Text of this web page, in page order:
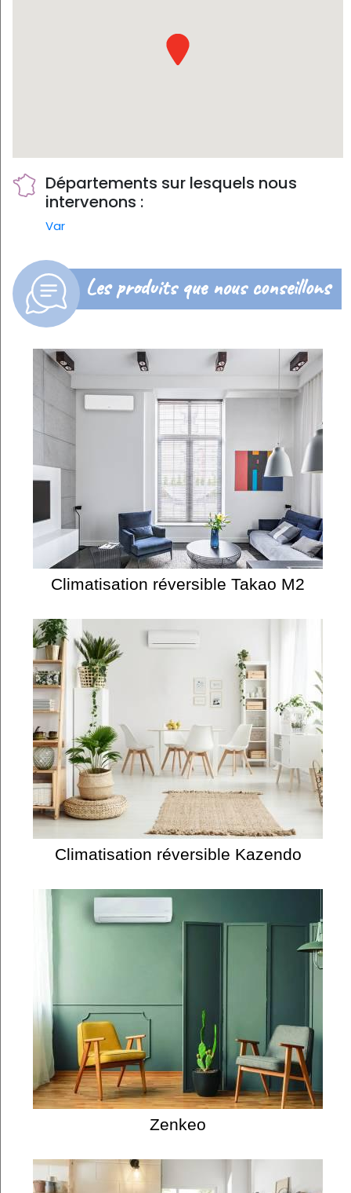
Départements sur lesquels nous
intervenons :
Var
Les produits que nous conseillons
Climatisation réversible Takao M2
Climatisation réversible Kazendo
Zenkeo